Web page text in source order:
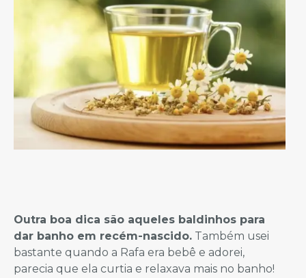
Outra boa dica são aqueles baldinhos para
dar banho em recém-nascido. Também usei
bastante quando a Rafa era bebê e adorei,
parecia que ela curtia e relaxava mais no banho!